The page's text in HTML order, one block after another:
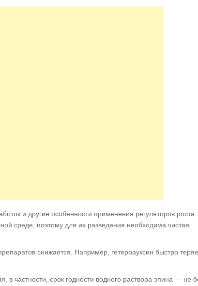
и другие особенности применения регуляторов роста.
среде, поэтому для их разведения необходима чистая
снижается. Например, гетероауксин быстро
в частности, срок годности водного раствора эпина — не